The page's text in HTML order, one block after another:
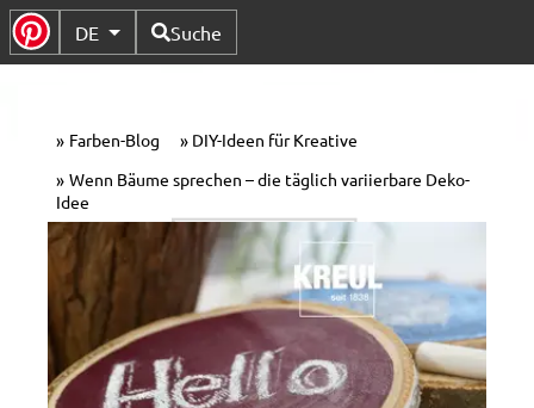
Untermenü Umschalten
DE Verfügbare Sprachen
Suche
Farben-Blog
DIY-Ideen für Kreative
Wenn Bäume sprechen – die täglich variierbare Deko-
Idee